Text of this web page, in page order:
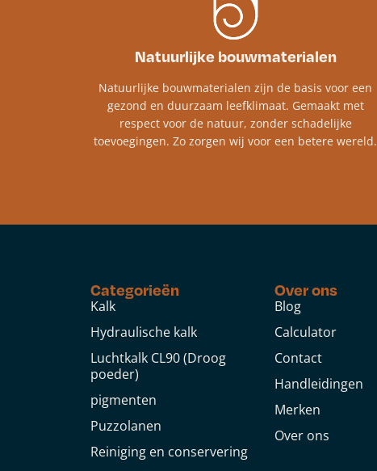
Natuurlijke bouwmaterialen
Natuurlijke bouwmaterialen zijn de basis voor een
gezond en duurzaam leefklimaat. Gemaakt met
respect voor de natuur, zonder schadelijke
toevoegingen. Zo zorgen wij voor een betere wereld.
Categorieën
Kalk
Hydraulische kalk
Luchtkalk CL90 (Droog
poeder)
pigmenten
Puzzolanen
Reiniging en conservering
Over ons
Blog
Calculator
Contact
Handleidingen
Merken
Over ons